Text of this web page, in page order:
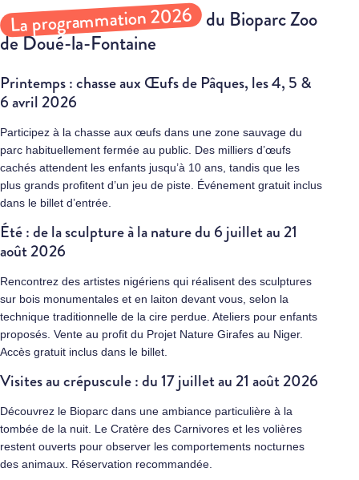
La programmation 2026 du Bioparc Zoo
de Doué-la-Fontaine
Printemps : chasse aux Œufs de Pâques, les 4, 5 &
6 avril 2026
Participez à la chasse aux œufs dans une zone sauvage du
parc habituellement fermée au public. Des milliers d’œufs
cachés attendent les enfants jusqu’à 10 ans, tandis que les
plus grands profitent d’un jeu de piste. Événement gratuit inclus
dans le billet d’entrée.
Été : de la sculpture à la nature du 6 juillet au 21
août 2026
Rencontrez des artistes nigériens qui réalisent des sculptures
sur bois monumentales et en laiton devant vous, selon la
technique traditionnelle de la cire perdue. Ateliers pour enfants
proposés. Vente au profit du Projet Nature Girafes au Niger.
Accès gratuit inclus dans le billet.
Visites au crépuscule : du 17 juillet au 21 août 2026
Découvrez le Bioparc dans une ambiance particulière à la
tombée de la nuit. Le Cratère des Carnivores et les volières
restent ouverts pour observer les comportements nocturnes
des animaux. Réservation recommandée.